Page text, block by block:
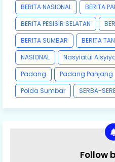
BERITA NASIONAL
BERITA
BERITA PESISIR SELATAN
BERITA SUMBAR
BERITA
NASIONAL
Nasyiatul
Padang
Padang Panjang
Polda Sumbar
SERBA-
Follow